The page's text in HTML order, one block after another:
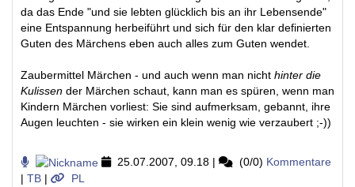
da das Ende "und sie lebten glücklich bis an ihr Lebensende"
eine Entspannung herbeiführt und sich für den klar definierten
Guten des Märchens eben auch alles zum Guten wendet.
Zaubermittel Märchen - und auch wenn man nicht hinter die
Kulissen der Märchen schaut, kann man es spüren, wenn man
Kindern Märchen vorliest: Sie sind aufmerksam, gebannt, ihre
Augen leuchten - sie wirken ein klein wenig wie verzaubert ;-))
25.07.2007, 09.18 | (0/0) Kommentare
| TB | PL